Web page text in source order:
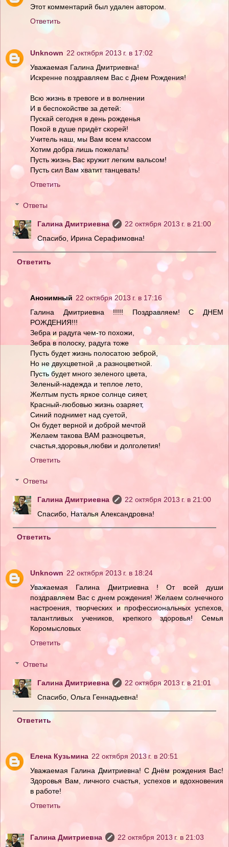
Этот комментарий был удален автором.
Ответить
Unknown 22 октября 2013 г. в 17:02
Уважаемая Галина Дмитриевна!
Искренне поздравляем Вас с Днем Рождения!
Всю жизнь в тревоге и в волнении
И в беспокойстве за детей:
Пускай сегодня в день рожденья
Покой в душе придёт скорей!
Учитель наш, мы Вам всем классом
Хотим добра лишь пожелать!
Пусть жизнь Вас кружит легким вальсом!
Пусть сил Вам хватит танцевать!
Ответить
Ответы
Галина Дмитриевна
22 октября 2013 г. в 21:00
Спасибо, Ирина Серафимовна!
Ответить
Анонимный 22 октября 2013 г. в 17:16
Галина Дмитриевна !!!!! Поздравляем! С ДНЕМ
РОЖДЕНИЯ!!!
Зебра и радуга чем-то похожи,
Зебра в полоску, радуга тоже
Пусть будет жизнь полосатою зеброй,
Но не двухцветной ,а разноцветной.
Пусть будет много зеленого цвета,
Зеленый-надежда и теплое лето,
Желтым пусть яркое солнце сияет,
Красный-любовью жизнь озаряет,
Синий поднимет над суетой,
Он будет верной и доброй мечтой
Желаем такова ВАМ разноцветья,
счастья,здоровья,любви и долголетия!
Ответить
Ответы
Галина Дмитриевна
22 октября 2013 г. в 21:00
Спасибо, Наталья Александровна!
Ответить
Unknown 22 октября 2013 г. в 18:24
Уважаемая Галина Дмитриевна ! От всей души
поздравляем Вас с днем рождения! Желаем солнечного
настроения, творческих и профессиональных успехов,
талантливых учеников, крепкого здоровья! Семья
Коромысловых
Ответить
Ответы
Галина Дмитриевна
22 октября 2013 г. в 21:01
Спасибо, Ольга Геннадьевна!
Ответить
Елена Кузьмина 22 октября 2013 г. в 20:51
Уважаемая Галина Дмитриевна! С Днём рождения Вас!
Здоровья Вам, личного счастья, успехов и вдохновения
в работе!
Ответить
Галина Дмитриевна
22 октября 2013 г. в 21:03